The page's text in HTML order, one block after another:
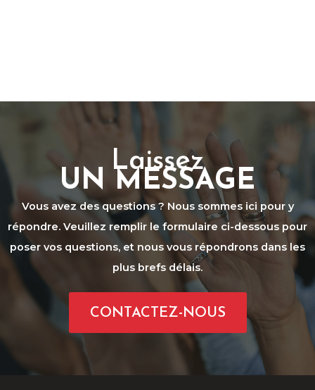
Laissez
UN MESSAGE
Vous avez des questions ? Nous sommes ici pour y
répondre. Veuillez remplir le formulaire ci-dessous pour
poser vos questions, et nous vous répondrons dans les
plus brefs délais.
CONTACTEZ-NOUS